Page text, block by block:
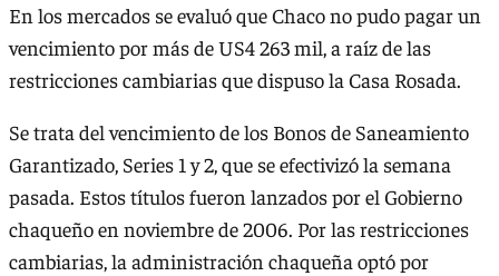
En los mercados se evaluó que Chaco no pudo pagar un
vencimiento por más de US4 263 mil, a raíz de las
restricciones cambiarias que dispuso la Casa Rosada.
Se trata del vencimiento de los Bonos de Saneamiento
Garantizado, Series 1 y 2, que se efectivizó la semana
pasada. Estos títulos fueron lanzados por el Gobierno
chaqueño en noviembre de 2006. Por las restricciones
cambiarias, la administración chaqueña optó por